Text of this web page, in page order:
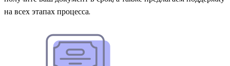
на всех этапах процесса.